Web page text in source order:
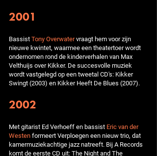
2001
BassistTony Overwatervraagt hem voor zijn
nieuwe kwintet, waarmee een theatertoer wordt
ondernomen rond de kinderverhalen van Max
Velthuijs over Kikker. De succesvolle muziek
wordt vastgelegd op een tweetal CD's: Kikker
Swingt (2003) en Kikker Heeft De Blues (2007).
2002
Met gitarist Ed Verhoeff en bassist Eric van der
Westenformeert Verploegen een nieuw trio, dat
kamermuziekachtige jazz natreeft. Bij A Records
komt de eerste CD uit: The Night and The